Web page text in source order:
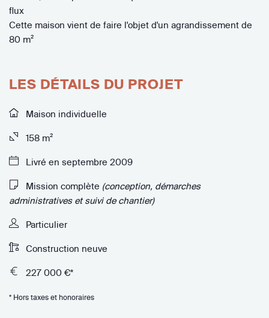
flux
Cette maison vient de faire l'objet d'un agrandissement de
80 m²
LES DÉTAILS DU PROJET
Maison individuelle
158 m²
Livré en septembre 2009
Mission complète (conception, démarches
administratives et suivi de chantier)
Particulier
Construction neuve
227 000 €*
* Hors taxes et honoraires